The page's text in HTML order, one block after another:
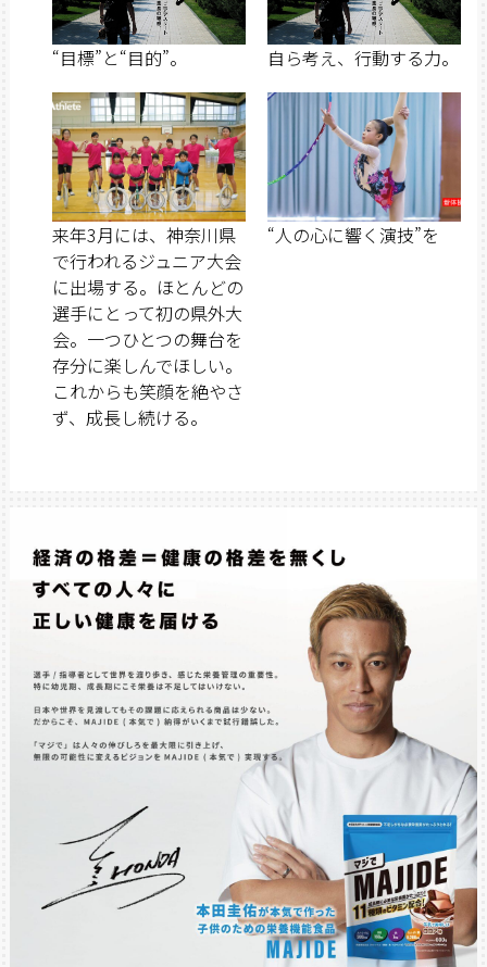
“目標”と“目的”。 自ら考え、行動する力。
来年3月には、神奈川県
で行われるジュニア大会
に出場する。ほとんどの
選手にとって初の県外大
会。一つひとつの舞台を
存分に楽しんでほしい。
これからも笑顔を絶やさ
ず、成長し続ける。
“人の心に響く演技”を